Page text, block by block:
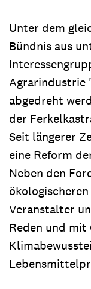
Unter dem
Bündnis aus
Agrarindustrie
abgedreht
der
Seit längerer
eine Reform
Neben den
Veranstalter
Reden und